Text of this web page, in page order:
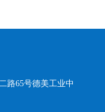
路65号德美工业中